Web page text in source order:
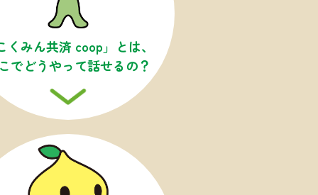
くみん共済 coop」 とは、
でどうやって話せるの？